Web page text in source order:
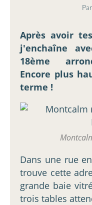
Après avoir
j'enchaîne
18ème
Encore plus
terme !
Dans une rue
trouve cette
grande baie
trois tables